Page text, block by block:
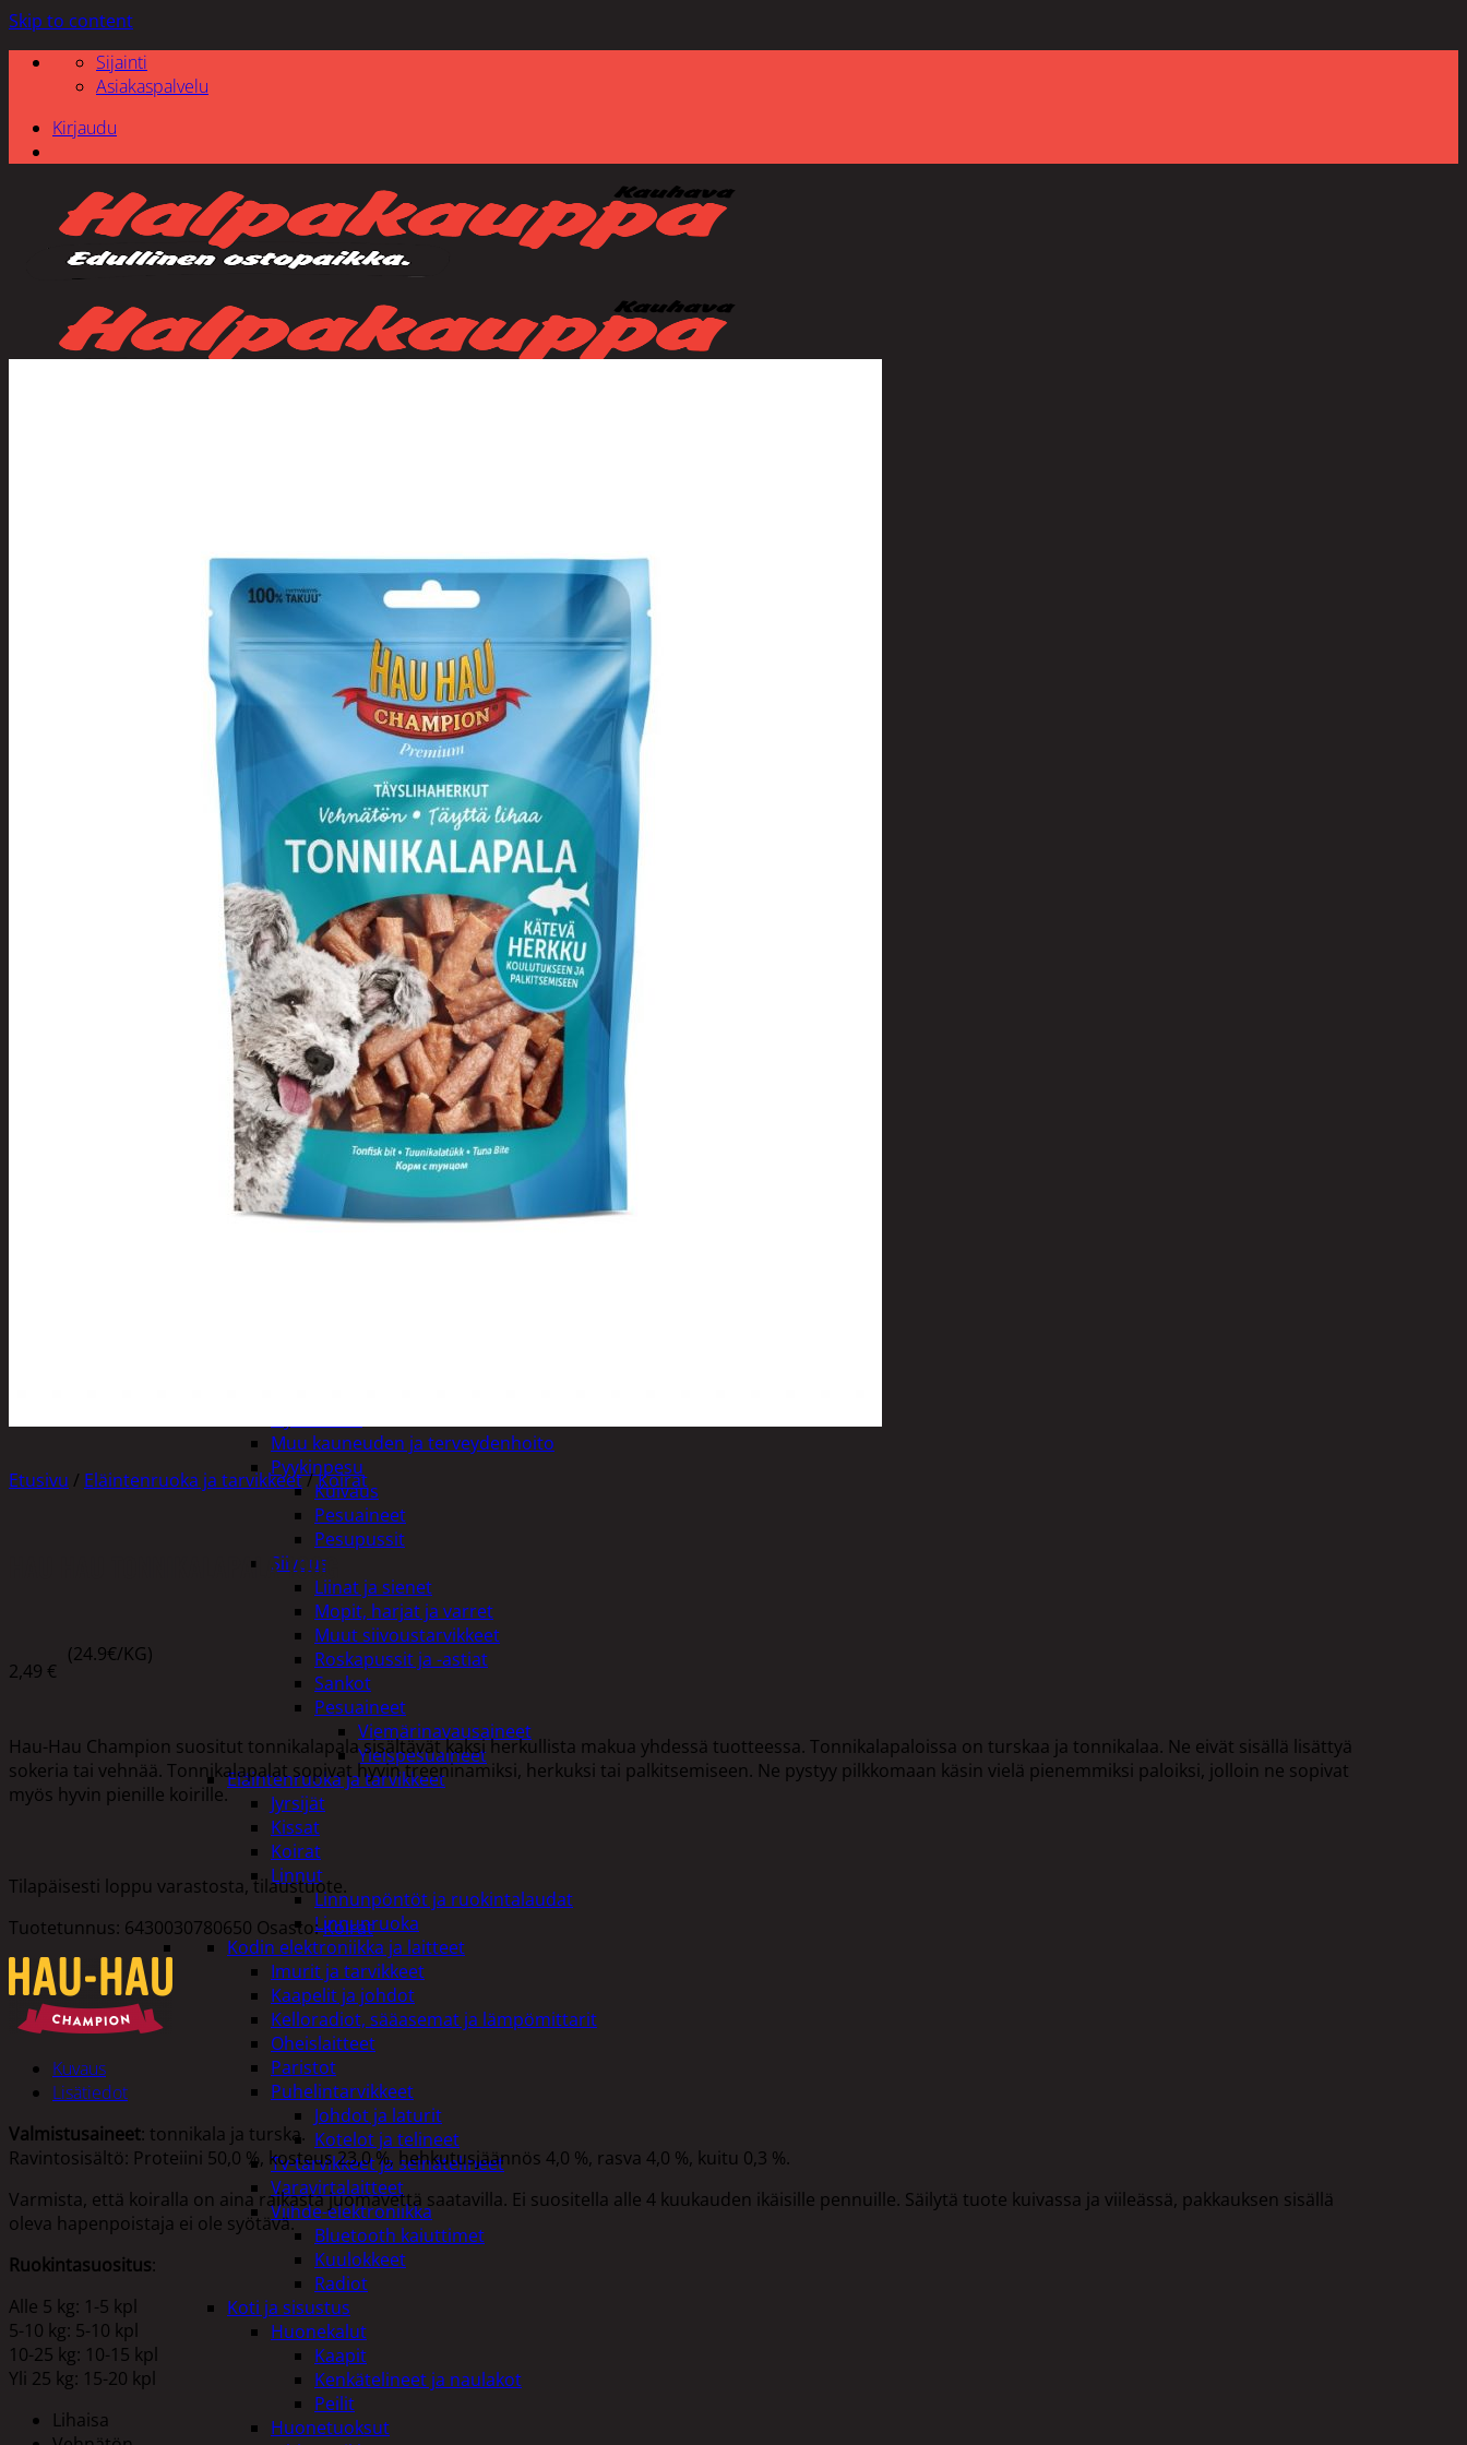
Skip to content
Sijainti
Asiakaspalvelu
Kirjaudu
Tuotevalikoima
Poistotuotteet
Kausituotteet
Joulu
Joulu- ja kausivalot
Eläimet ja tontut
Kyntteliköt
Valoketjut ja kuusenvalot
Joulukoristeet
Kranssit ja asetelmat
Tontut ja muut
Joulutekstiilit
Paketointi
Marjastus
Talvi
Päivittäistavarat
Apuvälineet
Hengityssuojaimet ja desinfiointi
Henkilökohtainen hygienia
Deodorantit
Hiustenhoito
Hiusharjat ja muotoilutuotteet
Hiuspinnit ja lenkit
Hiusvärit
Hiusten ja parranleikkuukoneet
Hammashygienia tuotteet
Kosmetiikka
Käsi ja jalkahoito
Käsivoiteet ja rasvat
Muu kauneuden ja terveydenhoito
Pyykinpesu
Kuivaus
Pesuaineet
Pesupussit
Siivous
Liinat ja sienet
Mopit, harjat ja varret
Muut siivoustarvikkeet
Roskapussit ja -astiat
Sankot
Pesuaineet
Viemärinavausaineet
Yleispesuaineet
Eläintenruoka ja tarvikkeet
Jyrsijät
Kissat
Koirat
Linnut
Linnunpöntöt ja ruokintalaudat
Linnunruoka
Kodin elektroniikka ja laitteet
Imurit ja tarvikkeet
Kaapelit ja johdot
Kelloradiot, sääasemat ja lämpömittarit
Oheislaitteet
Paristot
Puhelintarvikkeet
Johdot ja laturit
Kotelot ja telineet
Tv-tarvikkeet ja seinätelineet
Varavirtalaitteet
Viihde-elektroniikka
Bluetooth kaiuttimet
Kuulokkeet
Radiot
Koti ja sisustus
Huonekalut
Kaapit
Kenkätelineet ja naulakot
Peilit
Huonetuoksut
Etusivu / Eläintenruoka ja tarvikkeet/Koirat
HAU HAU TONNIKALAPALA 100G
2,49 €
(24.9€/KG)
Hau-Hau Champion suositut tonnikalapala sisältävät kaksi herkullista makua yhdessä tuotteessa. Tonnikalapaloissa on turskaa ja tonnikalaa. Ne eivät sisällä lisättyä
sokeria tai vehnää. Tonnikalapalat sopivat hyvin treeninamiksi, herkuksi tai palkitsemiseen. Ne pystyy pilkkomaan käsin vielä pienemmiksi paloiksi, jolloin ne sopivat
myös hyvin pienille koirille.
Tilapäisesti loppu varastosta, tilaustuote.
Tuotetunnus: 6430030780650 Osasto:Koirat
Kuvaus
Lisätiedot
Valmistusaineet: tonnikala ja turska.
Ravintosisältö: Proteiini 50,0 %, kosteus 23,0 %, hehkutusjäännös 4,0 %, rasva 4,0 %, kuitu 0,3 %.
Varmista, että koiralla on aina raikasta juomavettä saatavilla. Ei suositella alle 4 kuukauden ikäisille pennuille. Säilytä tuote kuivassa ja viileässä, pakkauksen sisällä
oleva hapenpoistaja ei ole syötävä.
Ruokintasuositus:
Alle 5 kg: 1-5 kpl
5-10 kg: 5-10 kpl
10-25 kg: 10-15 kpl
Yli 25 kg: 15-20 kpl
Lihaisa